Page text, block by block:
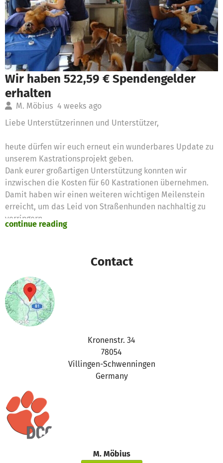
Wir haben 522,59 € Spendengelder
erhalten
M. Möbius 4 weeks ago
Liebe Unterstützerinnen und Unterstützer,
heute dürfen wir euch erneut ein wunderbares Update zu
unserem Kastrationsprojekt geben.
Dank eurer großartigen Unterstützung konnten wir
inzwischen die Kosten für 60 Kastrationen übernehmen.
Damit haben wir einen weiteren wichtigen Meilenstein
erreicht, um das Leid von Straßenhunden nachhaltig zu
verringern.
ein Leben voller Hunger, Krankheiten, Vernachlässigung
und Leid zu ersparen. Hinter der Zahl 60 stehen nicht nur
medizinische Eingriffe, sondern echte Chancen auf eine
bessere Zukunft für viele Tiere.
Dieser Erfolg zeigt, wie viel wir gemeinsam erreichen
können. Eure Spenden fließen direkt in unsere Arbeit und
ermöglichen konkrete, nachhaltige Hilfe dort, wo sie
dringend gebraucht wird. Dafür möchten wir euch von
Unser Einsatz ist jedoch noch lange nicht beendet. Noch
medizinische Versorgung. Deshalb setzen wir unser
Kastrationsprojekt mit voller Kraft fort und hoffen, auch in
den kommenden Monaten vielen weiteren Tieren helfen
zu können.Wenn ihr unser Projekt weiterhin unterstützen
anderen Tierfreundinnen und Tierfreunden teilen möchtet,
continue reading
Contact
Kronenstr. 34
78054
Villingen-Schwenningen
Germany
M. Möbius